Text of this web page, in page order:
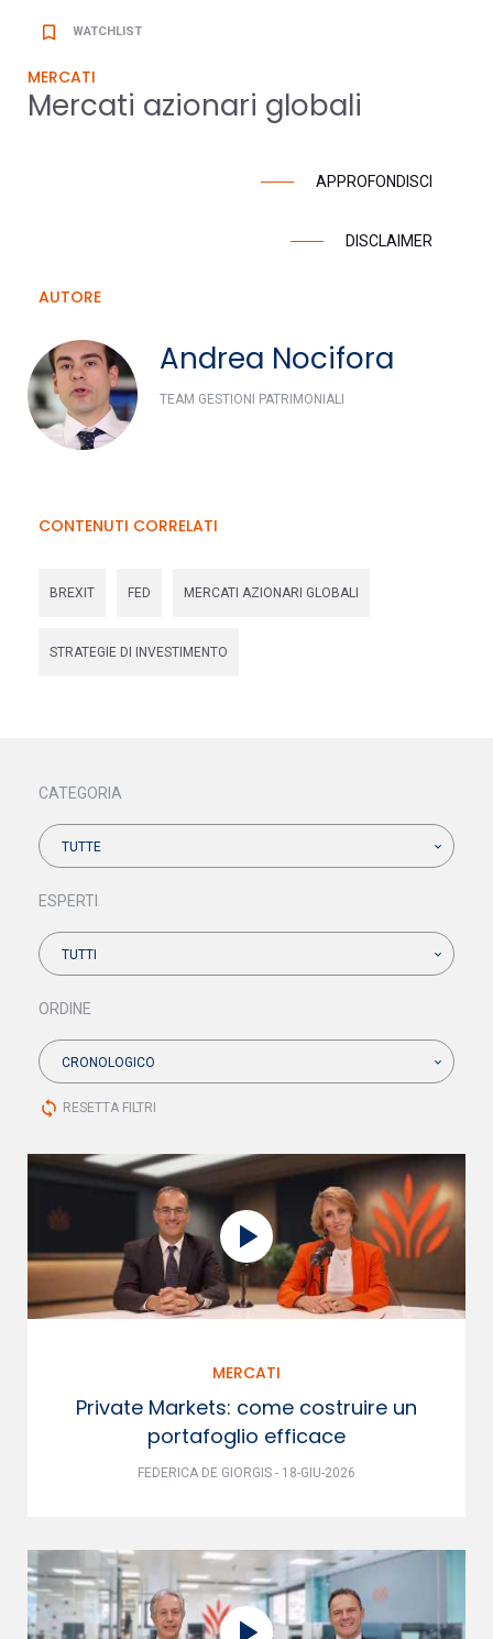
bookmark_border WATCHLIST
MERCATI
Mercati azionari globali
APPROFONDISCI
DISCLAIMER
AUTORE
Andrea Nocifora
TEAM GESTIONI PATRIMONIALI
CONTENUTI CORRELATI
BREXIT FED MERCATI AZIONARI GLOBALI
STRATEGIE DI INVESTIMENTO
CATEGORIA
TUTTE
ESPERTI
TUTTI
ORDINE
CRONOLOGICO
sync RESETTA FILTRI
MERCATI
Private Markets: come costruire un
portafoglio efficace
FEDERICA DE GIORGIS - 18-GIU-2026